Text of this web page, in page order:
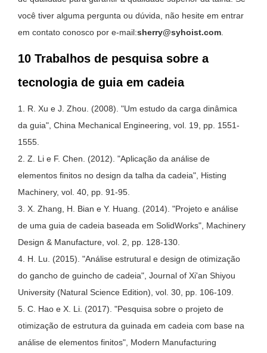
você tiver alguma pergunta ou dúvida, não hesite em entrar
em contato conosco por e-mail:sherry@syhoist.com
10 Trabalhos de pesquisa sobre a
tecnologia de guia em cadeia
1. R. Xu e J. Zhou. (2008). "Um estudo da carga dinâmica
da guia", China Mechanical Engineering, vol. 19, pp. 1551-
1555.
2. Z. Li e F. Chen. (2012). "Aplicação da análise de
elementos finitos no design da talha da cadeia", Histing
Machinery, vol. 40, pp. 91-95.
3. X. Zhang, H. Bian e Y. Huang. (2014). "Projeto e análise
de uma guia de cadeia baseada em SolidWorks", Machinery
Design & Manufacture, vol. 2, pp. 128-130.
4. H. Lu. (2015). "Análise estrutural e design de otimização
do gancho de guincho de cadeia", Journal of Xi'an Shiyou
University (Natural Science Edition), vol. 30, pp. 106-109.
5. C. Hao e X. Li. (2017). "Pesquisa sobre o projeto de
otimização de estrutura da guinada em cadeia com base na
análise de elementos finitos", Modern Manufacturing